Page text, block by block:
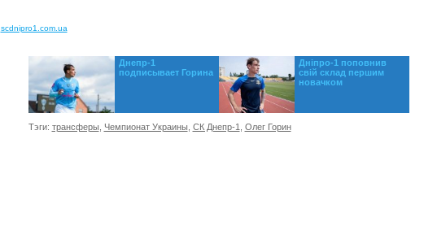
scdnipro1.com.ua
Днепр-1
подписывает Горина
Дніпро-1 поповнив
свій склад першим
новачком
Тэги: трансферы Чемпионат Украины СК Днепр-1 Олег Горин